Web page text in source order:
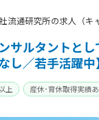
流通研究所の求人（キ
サルタントと
し／若手活躍中】
上 産休･育休取得実績